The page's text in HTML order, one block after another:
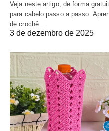
Veja neste artigo, de forma
para cabelo passo a passo.
de crochê…
3 de dezembro de 2025